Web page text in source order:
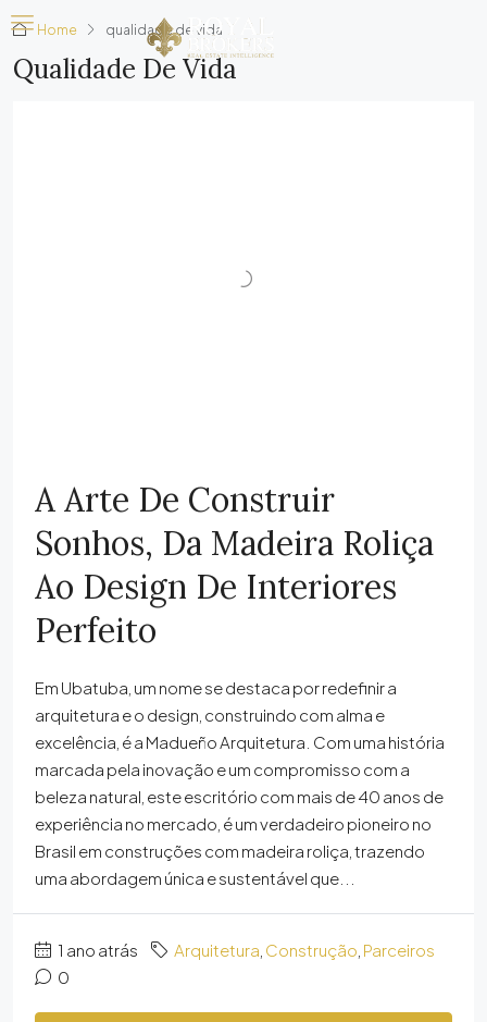
Home qualidade de vida
Qualidade De Vida
A Arte De Construir
Sonhos, Da Madeira Roliça
Ao Design De Interiores
Perfeito
Em Ubatuba, um nome se destaca por redefinir a
arquitetura e o design, construindo com alma e
excelência, é a Madueño Arquitetura. Com uma história
marcada pela inovação e um compromisso com a
beleza natural, este escritório com mais de 40 anos de
experiência no mercado, é um verdadeiro pioneiro no
Brasil em construções com madeira roliça, trazendo
uma abordagem única e sustentável que...
1 ano atrás Arquitetura Construção Parceiros
0